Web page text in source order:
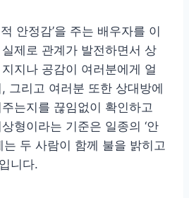
안정감’을 주는 배우자를 이
제로 관계가 발전하면서 상
지나 공감이 여러분에게 얼
그리고 여러분 또한 상대방에
는지를 끊임없이 확인하고
형이라는 기준은 일종의 ‘안
는 두 사람이 함께 불을 밝히고
니다.